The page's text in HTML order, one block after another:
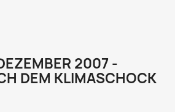
2007 -
DEM KLIMASCHOCK